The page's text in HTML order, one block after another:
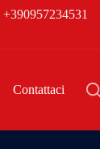
+390957234531
Contattaci